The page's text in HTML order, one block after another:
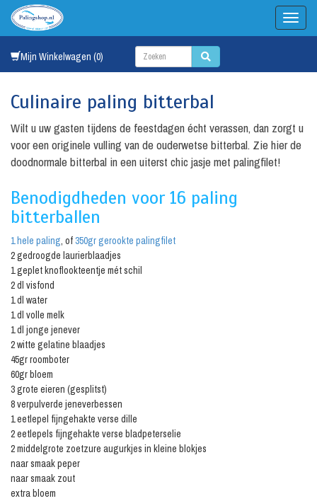
Mijn Winkelwagen (0)
Culinaire paling bitterbal
Wilt u uw gasten tijdens de feestdagen écht verassen, dan zorgt u
voor een originele vulling van de ouderwetse bitterbal. Zie hier de
doodnormale bitterbal in een uiterst chic jasje met palingfilet!
Benodigdheden voor 16 paling
bitterballen
1 hele paling, of 350gr gerookte palingfilet
2 gedroogde laurierblaadjes
1 geplet knoflookteentje mét schil
2 dl visfond
1 dl water
1 dl volle melk
1 dl jonge jenever
2 witte gelatine blaadjes
45gr roomboter
60gr bloem
3 grote eieren (gesplitst)
8 verpulverde jeneverbessen
1 eetlepel fijngehakte verse dille
2 eetlepels fijngehakte verse bladpeterselie
2 middelgrote zoetzure augurkjes in kleine blokjes
naar smaak peper
naar smaak zout
extra bloem